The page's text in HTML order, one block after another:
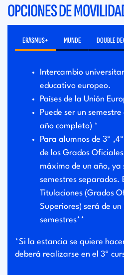
OPCIONES DE
ERASMUS+ MUNDE DOUBLE
Intercambio
educativo europeo.
Países de la Unión
Puede ser un
año completo) *
Para alumnos de 3º
de los Grados
máximo de un año, ya
semestres separados.
Titulaciones (Grados
Superiores) será de
semestres**
*Si la estancia se quiere
deberá realizarse en el 3º